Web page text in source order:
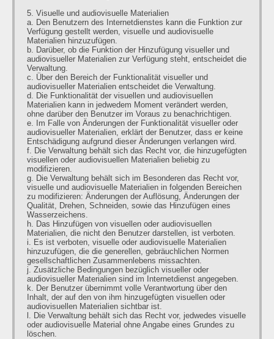
5. Visuelle und audiovisuelle Materialien
a. Den Benutzern des Internetdienstes kann die Funktion zur
Verfügung gestellt werden, visuelle und audiovisuelle
Materialien hinzuzufügen.
b. Darüber, ob die Funktion der Hinzufügung visueller und
audiovisueller Materialien zur Verfügung steht, entscheidet die
Verwaltung.
c. Über den Bereich der Funktionalität visueller und
audiovisueller Materialien entscheidet die Verwaltung.
d. Die Funktionalität der visuellen und audiovisuellen
Materialien kann in jedwedem Moment verändert werden,
ohne darüber den Benutzer im Voraus zu benachrichtigen.
e. Im Falle von Änderungen der Funktionalität visueller oder
audiovisueller Materialien, erklärt der Benutzer, dass er keine
Entschädigung aufgrund dieser Änderungen verlangen wird.
f. Die Verwaltung behält sich das Recht vor, die hinzugefügten
visuellen oder audiovisuellen Materialien beliebig zu
modifizieren.
g. Die Verwaltung behält sich im Besonderen das Recht vor,
visuelle und audiovisuelle Materialien in folgenden Bereichen
zu modifizieren: Änderungen der Auflösung, Änderungen der
Qualität, Drehen, Schneiden, sowie das Hinzufügen eines
Wasserzeichens.
h. Das Hinzufügen von visuellen oder audiovisuellen
Materialien, die nicht den Benutzer darstellen, ist verboten.
i. Es ist verboten, visuelle oder audiovisuelle Materialien
hinzuzufügen, die die generellen, gebräuchlichen Normen
gesellschaftlichen Zusammenlebens missachten.
j. Zusätzliche Bedingungen bezüglich visueller oder
audiovisueller Materialien sind im Internetdienst angegeben.
k. Der Benutzer übernimmt volle Verantwortung über den
Inhalt, der auf den von ihm hinzugefügten visuellen oder
audiovisuellen Materialien sichtbar ist.
l. Die Verwaltung behält sich das Recht vor, jedwedes visuelle
oder audiovisuelle Material ohne Angabe eines Grundes zu
löschen.